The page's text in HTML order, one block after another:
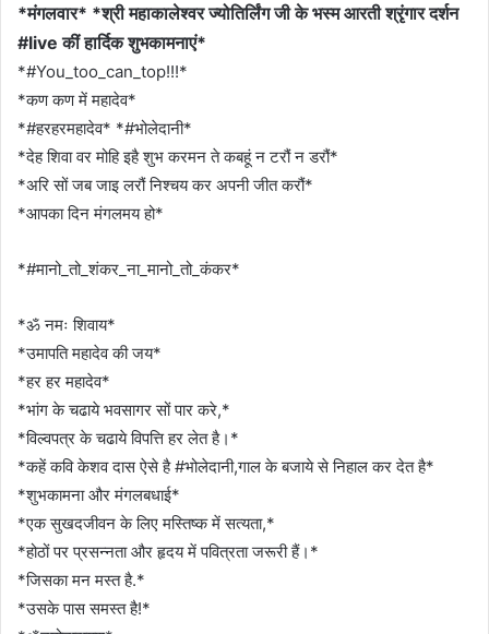
*मंगलवार* *श्री महाकालेश्वर ज्योतिर्लिंग जी के भस्म आरती श्रृंगार दर्शन
#live कीं हार्दिक शुभकामनाएं*
*#You_too_can_top!!!*
*कण कण में महादेव*
*#हरहरमहादेव* *#भोलेदानी*
*देह शिवा वर मोहि इहै शुभ करमन ते कबहूं न टरौं न डरौं*
*अरि सों जब जाइ लरौं निश्चय कर अपनी जीत करौं*
*आपका दिन मंगलमय हो*
*#मानो_तो_शंकर_ना_मानो_तो_कंकर*
*ॐ नमः शिवाय*
*उमापति महादेव की जय*
*हर हर महादेव*
*भांग के चढाये भवसागर सों पार करे,*
*विल्वपत्र के चढाये विपत्ति हर लेत है।*
*कहें कवि केशव दास ऐसे है #भोलेदानी,गाल के बजाये से निहाल कर देत है*
*शुभकामना और मंगलबधाई*
*एक सुखदजीवन के लिए मस्तिष्क में सत्यता,*
*होठों पर प्रसन्नता और हृदय में पवित्रता जरूरी हैं।*
*जिसका मन मस्त है.*
*उसके पास समस्त है!*